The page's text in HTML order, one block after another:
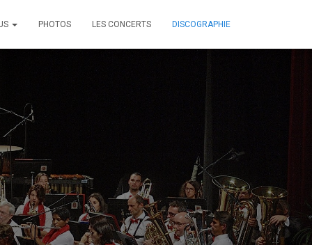
PHOTOS LES CONCERTS DISCOGRAPHIE